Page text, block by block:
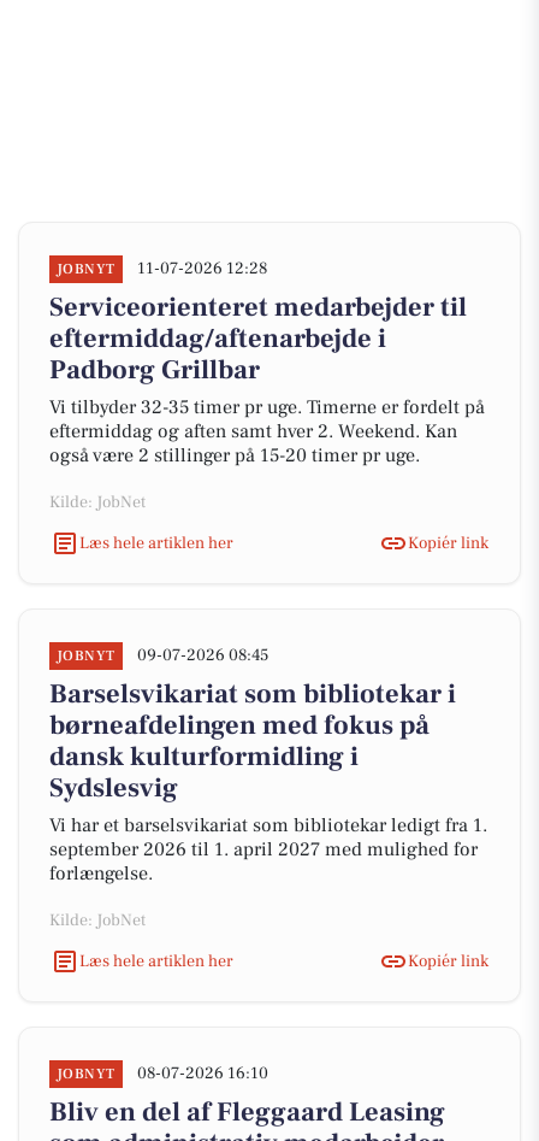
JOBNYT 11-07-2026 12:28
Serviceorienteret medarbejder til
eftermiddag/aftenarbejde i
Padborg Grillbar
Vi tilbyder 32-35 timer pr uge. Timerne er fordelt på
eftermiddag og aften samt hver 2. Weekend. Kan
også være 2 stillinger på 15-20 timer pr uge.
Kilde: JobNet
Læs hele artiklen her
Kopiér link
JOBNYT 09-07-2026 08:45
Barselsvikariat som bibliotekar i
børneafdelingen med fokus på
dansk kulturformidling i
Sydslesvig
Vi har et barselsvikariat som bibliotekar ledigt fra 1.
september 2026 til 1. april 2027 med mulighed for
forlængelse.
Kilde: JobNet
Læs hele artiklen her
Kopiér link
JOBNYT 08-07-2026 16:10
Bliv en del af Fleggaard Leasing